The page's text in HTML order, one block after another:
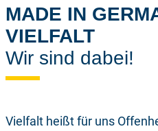
MADE IN
VIELFALT
Wir sind dabei!
Vielfalt heißt für uns